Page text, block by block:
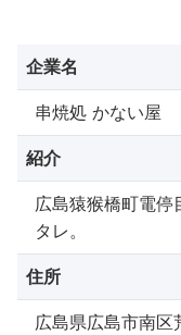
企業名
串焼処 かない屋
紹介
広島猿猴橋町電停
タレ。
住所
広島県広島市南区